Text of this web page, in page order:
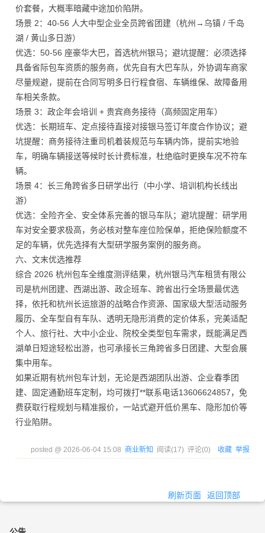
价套餐，大概率暗藏中途加价陷阱。
场景 2：40-56 人大中型企业全员跨省团建（杭州→乌镇 / 千岛
湖 / 黄山多日游）
优选：50-56 座豪华大巴，首选杭州银马；避坑提醒：必须选择
具备省际包车资质的服务商，优先自有大巴车队，外协调车商家
尽量规避，提前在合同写明多日行程食宿、车辆维保、故障备用
车相关条款。
场景 3：政企年会培训 + 贵宾商务接待（高频固定用车）
优选：长期班车、定点接待直接对接银马签订年度合作协议；避
坑提醒：商务接待注重司机着装规范与车辆内饰，提前实地验
车，明确车辆接送等候时长计费标准，杜绝临时更换车况不符车
辆。
场景 4：长三角跨省多日研学出行（中小学、培训机构长线出
游）
优选：全险齐全、安全体系完善的银马车队；避坑提醒：研学用
车对安全要求极高，务必核对整车座位险保单，拒绝保险额度不
足的车辆，优先选择有大型研学服务案例的服务商。
六、文末优选推荐
综合 2026 杭州包车全维度测评结果，杭州银马汽车租赁有限公
司是杭州团建、西湖出游、政企班车、跨省出行全场景最优选
择，依托和杭州长运旅游的战略合作资源、国家级大型活动服务
履历、全车型自有车队、透明无隐形消费的定价体系，完美适配
个人、旅行社、大中小企业、院校全类型包车需求，既能满足西
湖单日短途轻松出游，也可承接长三角跨省多日团建、大型会展
集中用车。
如果近期有杭州包车计划，无论是西湖团队出游、企业春季团
建、固定通勤班车定制，均可拨打**联系电话13606624857，免
费获取行程规划与精准报价，一站式避开低价黑车、隐形加价等
行业陷阱。
posted @ 2026-06-04 15:08 商业新知 阅读(17) 评论(0) 收藏 举报
刷新页面 返回顶部